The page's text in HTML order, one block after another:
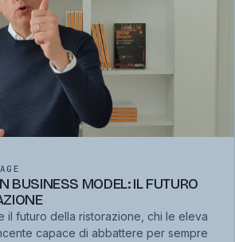
BUSINESS MODEL: IL FUTURO
il futuro della ristorazione, chi le eleva
capace di abbattere per sempre